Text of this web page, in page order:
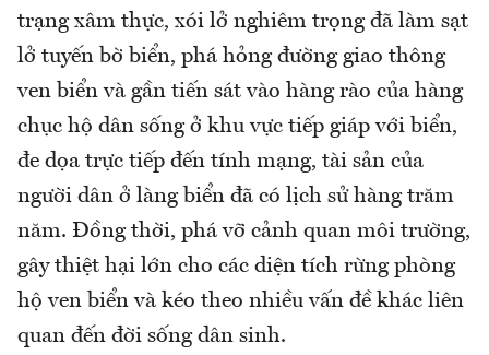
trạng xâm thực, xói lở nghiêm trọng đã làm sạt
lở tuyến bờ biển, phá hỏng đường giao thông
ven biển và gần tiến sát vào hàng rào của hàng
chục hộ dân sống ở khu vực tiếp giáp với biển,
đe dọa trực tiếp đến tính mạng, tài sản của
người dân ở làng biển đã có lịch sử hàng trăm
năm. Đồng thời, phá vỡ cảnh quan môi trường,
gây thiệt hại lớn cho các diện tích rừng phòng
hộ ven biển và kéo theo nhiều vấn đề khác liên
quan đến đời sống dân sinh.